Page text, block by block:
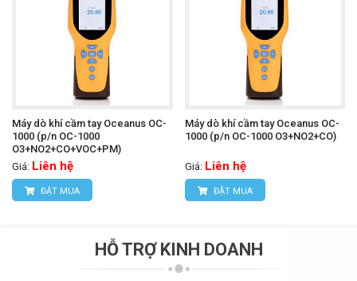
Máy dò khí cầm tay Oceanus OC-
1000 (p/n OC-1000
O3+NO2+CO+VOC+PM)
Giá: Liên hệ
ĐẶT MUA
Máy dò khí cầm tay Oceanus OC-
1000 (p/n OC-1000 O3+NO2+CO)
Giá: Liên hệ
ĐẶT MUA
HỖ TRỢ KINH DOANH